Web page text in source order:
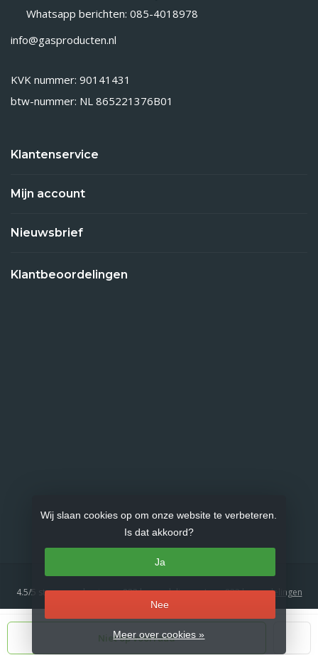
Niet op voorraad
Whatsapp berichten: 085-4018978
info@gasproducten.nl
KVK nummer: 90141431
btw-nummer: NL 865221376B01
Klantenservice
Mijn account
Nieuwsbrief
Klantbeoordelingen
4.5/5 sterren op basis van833beoordelingen.Lees 833 beoordelingen
Wij slaan cookies op om onze website te verbeteren.
Is dat akkoord?
Ja
Nee
Meer over cookies »
Lightspeed